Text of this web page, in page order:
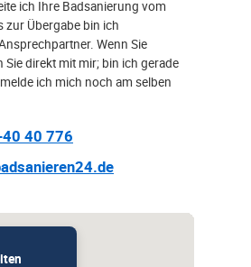
ich Ihre Badsanierung vom
zur Übergabe bin ich
Wenn Sie
direkt mit mir; bin ich gerade
ich mich noch am selben
40 776